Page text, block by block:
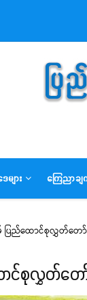
များ ကြေညာခ
ည်ထောင်စုလွှတ်တော်
စုလွှတ်တေ